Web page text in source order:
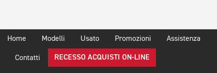
Home Modelli Usato Promozioni Assistenza
Contatti RECESSO ACQUISTI ON-LINE